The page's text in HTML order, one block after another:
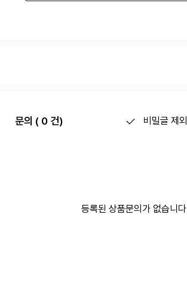
문의 ( 0 건) 비밀글 제외
등록된 상품문의가 없습니다